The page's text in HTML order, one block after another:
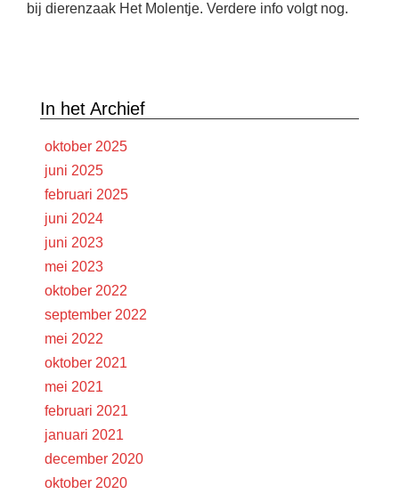
bij dierenzaak Het Molentje. Verdere info volgt nog.
In het Archief
oktober 2025
juni 2025
februari 2025
juni 2024
juni 2023
mei 2023
oktober 2022
september 2022
mei 2022
oktober 2021
mei 2021
februari 2021
januari 2021
december 2020
oktober 2020